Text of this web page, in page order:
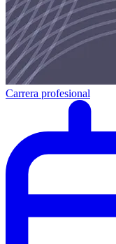
Carrera profesional